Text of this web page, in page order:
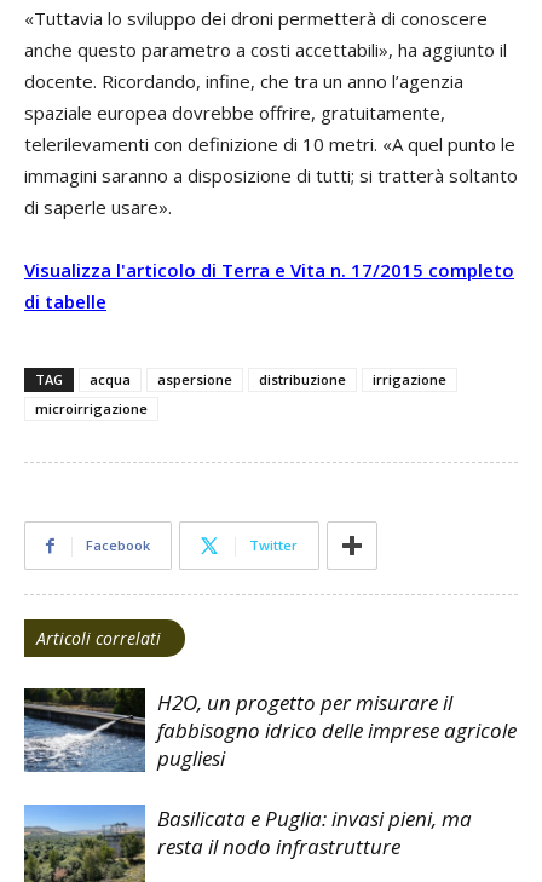
«Tuttavia lo sviluppo dei droni permetterà di conoscere
anche questo parametro a costi accettabili», ha aggiunto il
docente. Ricordando, infine, che tra un anno l’agenzia
spaziale europea dovrebbe offrire, gratuitamente,
telerilevamenti con definizione di 10 metri. «A quel punto le
immagini saranno a disposizione di tutti; si tratterà soltanto
di saperle usare».
Visualizza l'articolo di Terra e Vita n. 17/2015 completo
di tabelle
TAG acqua aspersione distribuzione
irrigazione
microirrigazione
Facebook Twitter
Articoli correlati
H2O, un progetto per misurare il
fabbisogno idrico delle imprese agricole
pugliesi
Basilicata e Puglia: invasi pieni, ma
resta il nodo infrastrutture